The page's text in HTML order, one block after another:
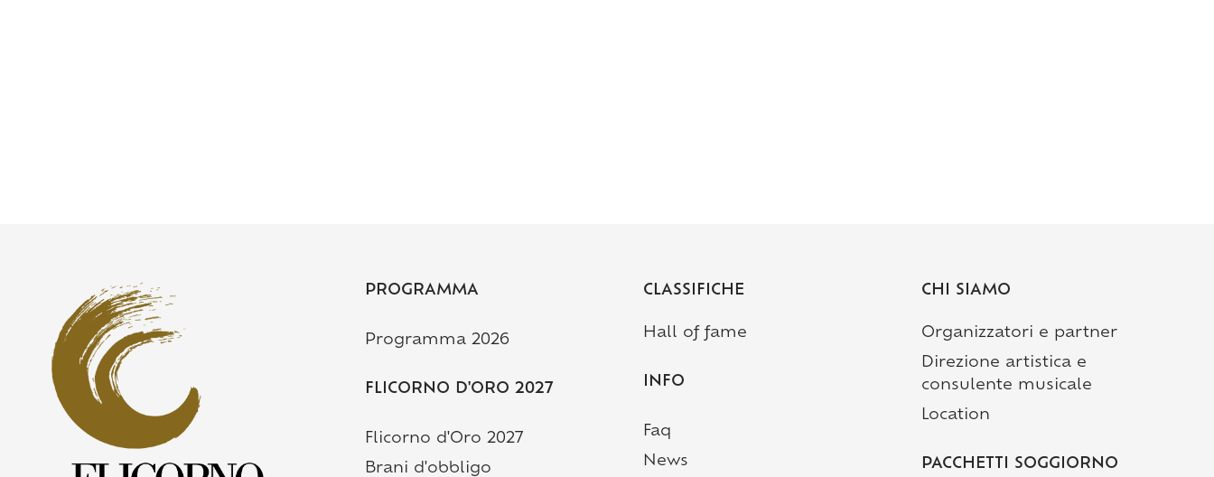
PROGRAMMA
Programma 2026
FLICORNO D'ORO 2027
Flicorno d'Oro 2027
Brani d'obbligo
CLASSIFICHE
Hall of fame
INFO
Faq
News
CHI SIAMO
Organizzatori e partner
Direzione artistica e
consulente musicale
Location
PACCHETTI SOGGIORNO